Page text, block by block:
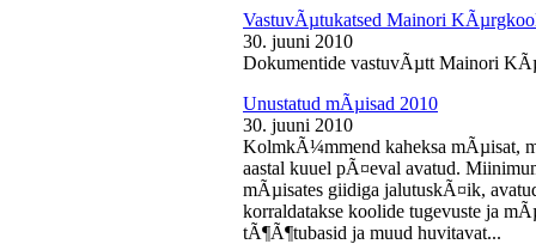
VastuvÃµtukatsed Mainori
30. juuni 2010
Dokumentide vastuvÃµtt Mainori
Unustatud mÃµisad 2010
30. juuni 2010
KolmkÃ¼mmend kaheksa mÃµisat,
aastal kuuel pÃ¤eval avatud.
mÃµisates giidiga jalutuskÃ¤ik,
korraldatakse koolide tugevuste ja
tÃ¶Ã¶tubasid ja muud huvitavat...